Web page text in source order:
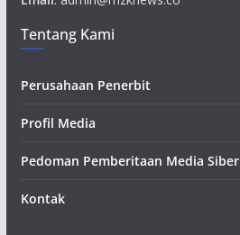
Tentang Kami
Perusahaan Penerbit
Profil Media
Pedoman Pemberitaan Media Siber
Kontak